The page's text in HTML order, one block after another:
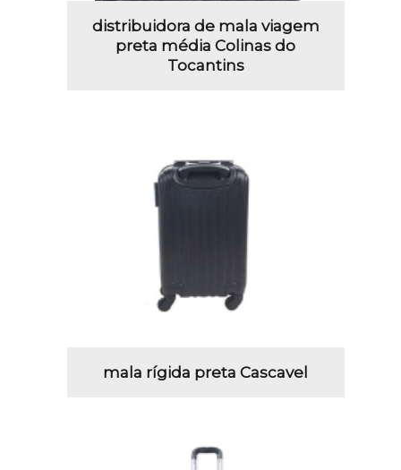
distribuidora de mala viagem
preta média Colinas do
Tocantins
mala rígida preta Cascavel